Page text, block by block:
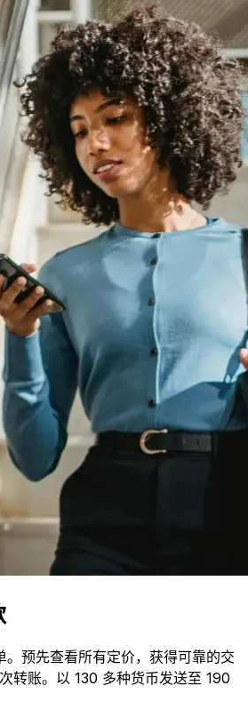
预先查看所有定价，获得可靠的交
转账。以 130 多种货币发送至 190